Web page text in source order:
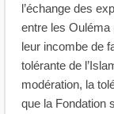
l’échange des
entre les Ouléma
leur incombe de
tolérante de
modération, la
que la Fondation